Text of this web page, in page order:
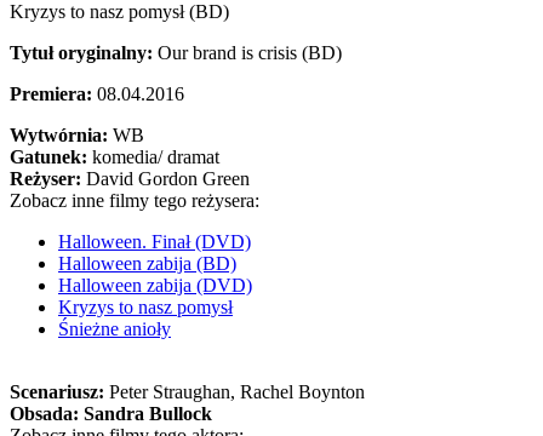
Kryzys to nasz pomysł (BD)
Tytuł oryginalny: Our brand is crisis (BD)
Premiera: 08.04.2016
Wytwórnia: WB
Gatunek: komedia/ dramat
Reżyser: David Gordon Green
Zobacz inne filmy tego reżysera:
Halloween. Finał (DVD)
Halloween zabija (BD)
Halloween zabija (DVD)
Kryzys to nasz pomysł
Śnieżne anioły
Scenariusz: Peter Straughan, Rachel Boynton
Obsada: Sandra Bullock